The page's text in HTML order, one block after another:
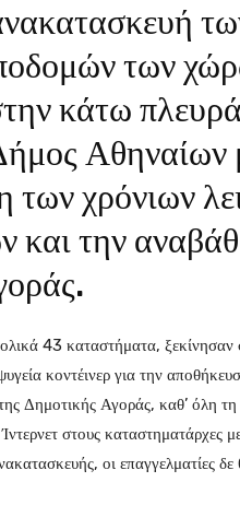
των
κάτω
Αθηναίων
των χρόνιων
την
43 καταστήματα, ξεκίνησαν
κοντέινερ για την
Δημοτικής Αγοράς, καθ’ όλη
στους καταστηματάρχες
οι επαγγελματίες